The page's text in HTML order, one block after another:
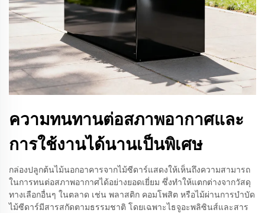
ความทนทานต่อสภาพอากาศและ
การใช้งานได้นานเป็นพิเศษ
กล่องปลูกต้นไม้นอกอาคารจากไม้ซีดาร์แสดงให้เห็นถึงความสามารถ
ในการทนต่อสภาพอากาศได้อย่างยอดเยี่ยม ซึ่งทำให้แตกต่างจากวัสดุ
ทางเลือกอื่นๆ ในตลาด เช่น พลาสติก คอมโพสิต หรือไม้ผ่านการบำบัด
ไม้ซีดาร์มีสารสกัดตามธรรมชาติ โดยเฉพาะไธจูอะพลิซินส์และสาร